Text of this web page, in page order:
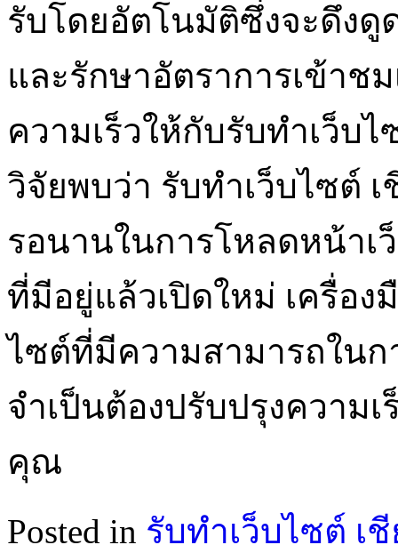
รับโดยอัตโนมัติซึ่งจะดึงดู
และรักษาอัตราการเข้าช
ความเร็วให้กับรับทำเว็บ
วิจัยพบว่า รับทำเว็บไซต์
รอนานในการโหลดหน้าเ
ที่มีอยู่แล้วเปิดใหม่ เครื่อ
ไซต์ที่มีความสามารถในก
จำเป็นต้องปรับปรุงความ
คุณ
Posted in รับทำเว็บไซต์ เ